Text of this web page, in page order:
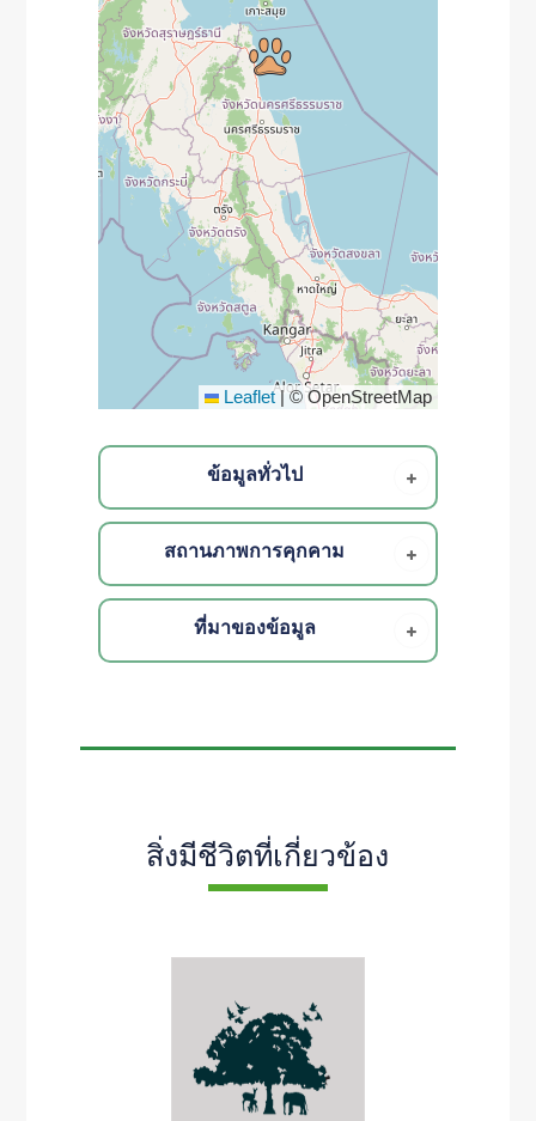
Leaflet |© OpenStreetMap
ข้อมูลทั่วไป
สถานภาพการคุกคาม
ที่มาของข้อมูล
สิ่งมีชีวิตที่เกี่ยวข้อง